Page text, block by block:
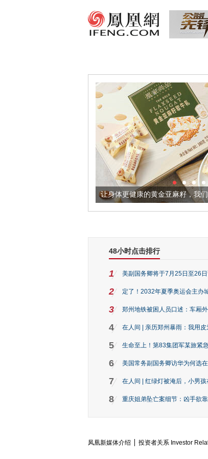
让身体更健康的黄金亚麻籽，我们
48小时点击排行
1 美副国务卿将于7月25日至26
2 定了！2032年夏季奥运会主办
3 郑州地铁被困人员口述：车厢
4 在人间 | 亲历郑州暴雨：我用
5 生命至上！第83集团军某旅紧
6 美国常务副国务卿访华为何选
7 在人间 | 红绿灯被淹后，小男
8 重庆姐弟坠亡案细节：凶手欲
凤凰新媒体介绍 投资者关系 Investor